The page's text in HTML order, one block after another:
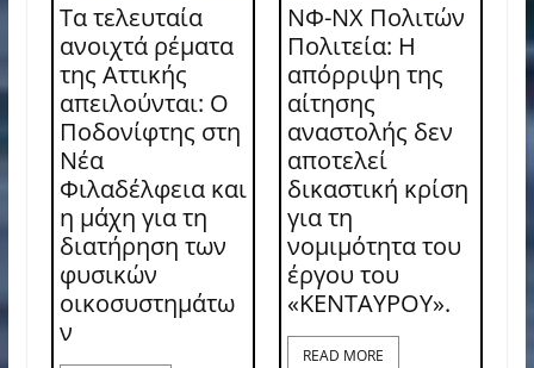
Τα τελευταία
ανοιχτά ρέματα
της Αττικής
απειλούνται: Ο
Ποδονίφτης στη
Νέα
Φιλαδέλφεια και
η μάχη για τη
διατήρηση των
φυσικών
οικοσυστημάτω
ν
ΝΦ-ΝΧ Πολιτών
Πολιτεία: Η
απόρριψη της
αίτησης
αναστολής δεν
αποτελεί
δικαστική κρίση
για τη
νομιμότητα του
έργου του
«ΚΕΝΤΑΥΡΟΥ».
READ MORE